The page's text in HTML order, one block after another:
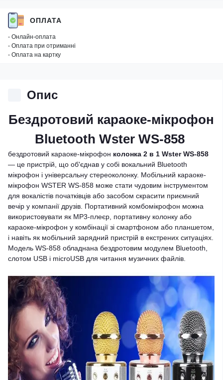
ОПЛАТА
- Онлайн-оплата
- Оплата при отриманні
- Оплата на картку
Опис
Бездротовий караоке-мікрофон
Bluetooth Wster WS-858
бездротовий караоке-мікрофон колонка 2 в 1 Wster WS-858
— це пристрій, що об'єднав у собі вокальний Bluetooth
мікрофон і універсальну стереоколонку. Мобільний караоке-
мікрофон WSTER WS-858 може стати чудовим інструментом
для вокалістів початківців або засобом скрасити приємний
вечір у компанії друзів. Портативний комбомікрофон можна
використовувати як MP3-плеєр, портативну колонку або
караоке-мікрофон у комбінації зі смартфоном або планшетом,
і навіть як мобільний зарядний пристрій в екстрених ситуаціях.
Модель WS-858 обладнана бездротовим модулем Bluetooth,
слотом USB і microUSB для читання музичних файлів.